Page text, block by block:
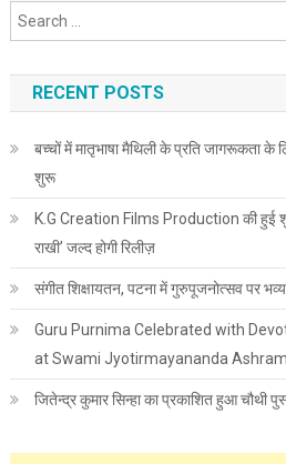
RECENT POSTS
बच्चों में मातृभाषा मैथिली के प्रति जागरूकता के
शुरू
K.G Creation Films Production की हुई
राखी’ जल्द होगी रिलीज़
संगीत शिक्षायतन, पटना में गुरुपूजनोत्सव पर
Guru Purnima Celebrated with
at Swami Jyotirmayananda Ashram
जितेन्द्र कुमार सिन्हा का प्रकाशित हुआ चौथी